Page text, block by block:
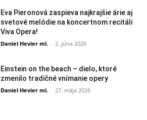
Eva Pieronová zaspieva najkrajšie árie aj
svetové melódie na koncertnom recitáli
Viva Opera!
Daniel Hevier ml. - 2. júna 2026
Einstein on the beach – dielo, ktoré
zmenilo tradičné vnímanie opery
Daniel Hevier ml. - 27. mája 2026